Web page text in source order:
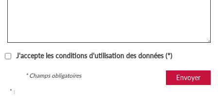
J'accepte les conditions d'utilisation des données (*)
Envoyer
* Champs obligatoires
* :